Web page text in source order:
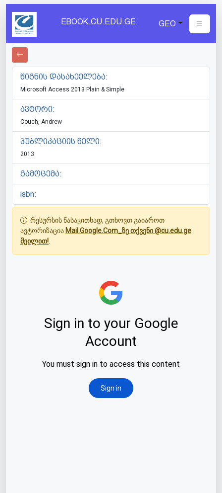
EBOOK.CU.EDU.GE GEO
წიგნის დასახეელება:
Microsoft Access 2013 Plain & Simple
ავტორი:
Couch, Andrew
პუბლიკაციის წელი:
2013
გამოცემა:
isbn:
რესურსის წასაკითხად, გთხოვთ გაიაროთ
ავტორიზაცია Mail.Google.Com_ზე თქვენი @cu.edu.ge
მეილით!